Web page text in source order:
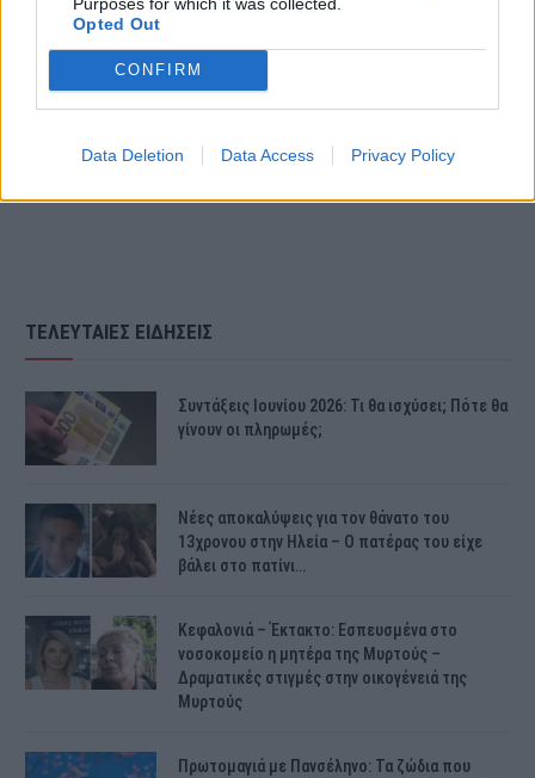
Opted Out
CONFIRM
Data Deletion Data Access Privacy Policy
ΤΕΛΕΥΤΑΙΕΣ ΕΙΔΗΣΕΙΣ
Συντάξεις Ιουνίου 2026: Τι θα ισχύσει; Πότε θα
γίνουν οι πληρωμές;
Νέες αποκαλύψεις για τον θάνατο του
13χρονου στην Ηλεία – Ο πατέρας του είχε
βάλει στο πατίνι…
Κεφαλονιά – Έκτακτο: Εσπευσμένα στο
νοσοκομείο η μητέρα της Μυρτούς –
Δραματικές στιγμές στην οικογένειά της
Μυρτούς
Πρωτομαγιά με Πανσέληνο: Τα ζώδια που